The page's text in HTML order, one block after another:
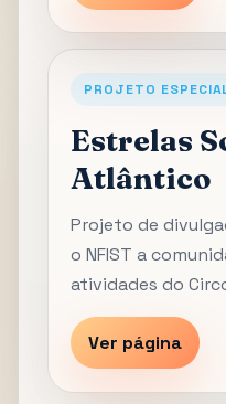
PROJETO
Estrelas
Atlântico
Projeto de
o NFIST a
atividades do
Ver página